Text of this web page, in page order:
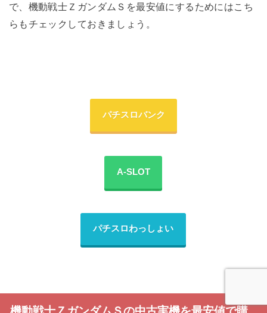
で、機動戦士ＺガンダムＳを最安値にするためにはこち
らもチェックしておきましょう。
パチスロバンク
A-SLOT
パチスロわっしょい